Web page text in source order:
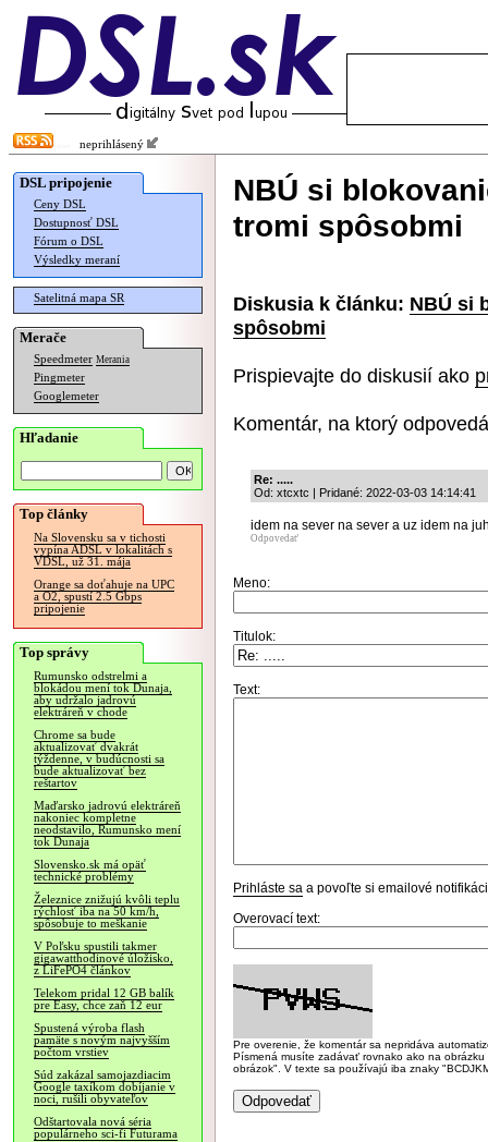
neprihlásený
DSL pripojenie
Ceny DSL
Dostupnosť DSL
Fórum o DSL
Výsledky meraní
Satelitná mapa SR
Merače
Speedmeter Merania
Pingmeter
Googlemeter
Hľadanie
Top články
Na Slovensku sa v tichosti
vypína ADSL v lokalitách s
VDSL, už 31. mája
Orange sa doťahuje na UPC
a O2, spustí 2.5 Gbps
pripojenie
Top správy
Rumunsko odstrelmi a
blokádou mení tok Dunaja,
aby udržalo jadrovú
elektráreň v chode
Chrome sa bude
aktualizovať dvakrát
týždenne, v budúcnosti sa
bude aktualizovať bez
reštartov
Maďarsko jadrovú elektráreň
nakoniec kompletne
neodstavilo, Rumunsko mení
tok Dunaja
Slovensko.sk má opäť
technické problémy
Železnice znižujú kvôli teplu
rýchlosť iba na 50 km/h,
spôsobuje to meškanie
V Poľsku spustili takmer
gigawatthodinové úložisko,
z LiFePO4 článkov
Telekom pridal 12 GB balík
pre Easy, chce zaň 12 eur
Spustená výroba flash
pamäte s novým najvyšším
počtom vrstiev
Súd zakázal samojazdiacim
Google taxíkom dobíjanie v
noci, rušili obyvateľov
Odštartovala nová séria
populárneho sci-fi Futurama
NBÚ si
tromi spôsobmi
Diskusia k článku: NBÚ si
spôsobmi
Prispievajte do diskusií ako
Komentár, na ktorý
Re: .....
Od: xtcxtc | Pridané: 2022-03-03 14:14:41
idem na sever na sever a uz idem na
Odpovedať
Meno:
Titulok:
Text:
Prihláste sa a povoľte si emailové
Overovací text:
Pre overenie, že komentár sa nepridáva
Písmená musíte zadávať rovnako ako na
obrázok". V texte sa používajú iba znaky